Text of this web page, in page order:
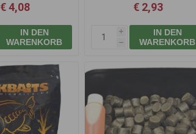
€ 4,08
IN DEN
WARENKORB
€ 2,93
i
h
IN DEN
WARENKORB